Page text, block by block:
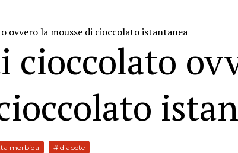
ovvero la mousse di cioccolato istantanea
cioccolato
morbida # diabete